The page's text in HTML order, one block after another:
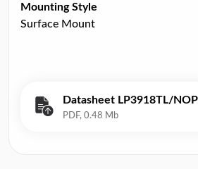
Mounting Style
Surface Mount
Datasheet LP3918TL/